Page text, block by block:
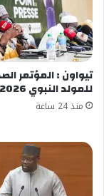
معجب بهذه:
تيواون : المؤتمر
للمولد النبوي 2026
منذ 24 ساعة